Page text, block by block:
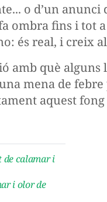
o d’un anunci
ombra fins i tot
és real, i creix
amb què alguns
mena de
aquest
de calamar i
i olor de